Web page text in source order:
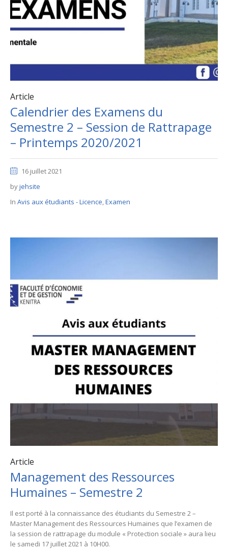
Article
Calendrier des Examens du
Semestre 2 – Session de Rattrapage
– Printemps 2020/2021
16 juillet 2021
byjehsite
In Avis aux étudiants - Licence,Examen
Article
Management des Ressources
Humaines – Semestre 2
Il est porté à la connaissance des étudiants du Semestre 2 –
Master Management des Ressources Humaines que l’examen de
la session de rattrapage du module « Protection sociale » aura lieu
le samedi 17 juillet 2021 à 10H00.